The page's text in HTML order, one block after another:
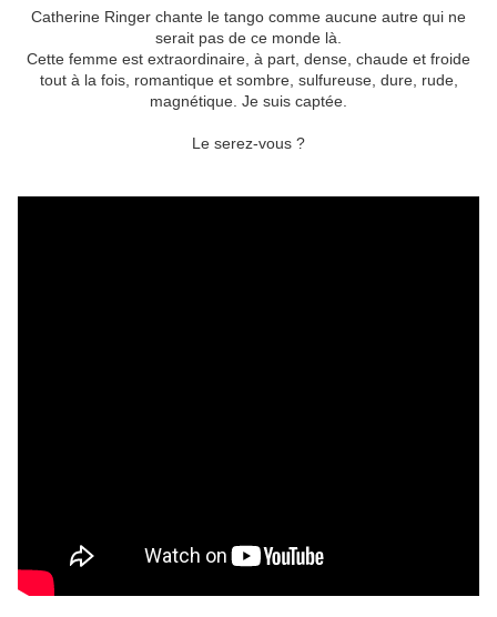
Catherine Ringer chante le tango comme aucune autre qui ne
serait pas de ce monde là.
Cette femme est extraordinaire, à part, dense, chaude et froide
tout à la fois, romantique et sombre, sulfureuse, dure, rude,
magnétique. Je suis captée.
Le serez-vous ?